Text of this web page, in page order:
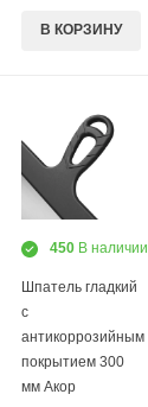
В КОРЗИНУ
450 В наличии
Шпатель гладкий
с
антикоррозийным
покрытием 300
мм Акор